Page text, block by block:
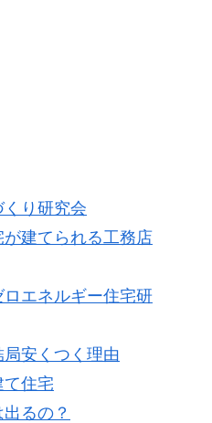
り研究会
建てられる工務店
エネルギー住宅研
安くつく理由
住宅
るの？